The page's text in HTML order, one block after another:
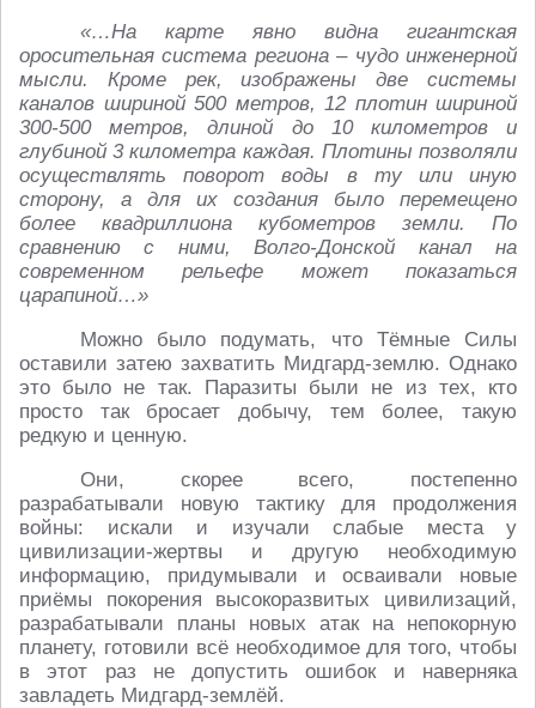
«…На карте явно видна гигантская
оросительная система региона – чудо инженерной
мысли. Кроме рек, изображены две системы
каналов шириной 500 метров, 12 плотин шириной
300-500 метров, длиной до 10 километров и
глубиной 3 километра каждая. Плотины позволяли
осуществлять поворот воды в ту или иную
сторону, а для их создания было перемещено
более квадриллиона кубометров земли.
По
сравнению с ними, Волго-Донской канал на
современном рельефе может показаться
царапиной…»
Можно было подумать, что Тёмные Силы
оставили затею захватить Мидгард-землю. Однако
это было не так. Паразиты были не из тех, кто
просто так бросает добычу, тем более, такую
редкую и ценную.
Они, скорее всего, постепенно
разрабатывали новую тактику для продолжения
войны: искали и изучали слабые места у
цивилизации-жертвы и другую необходимую
информацию, придумывали и осваивали новые
приёмы покорения высокоразвитых цивилизаций,
разрабатывали планы новых атак на непокорную
планету, готовили всё необходимое для того, чтобы
в этот раз не допустить ошибок и наверняка
завладеть Мидгард-землёй.